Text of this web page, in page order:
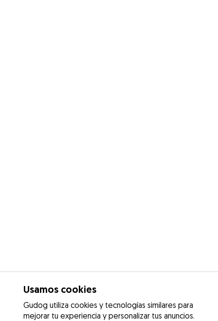
Usamos cookies
Gudog utiliza cookies y tecnologías similares para
mejorar tu experiencia y personalizar tus anuncios.